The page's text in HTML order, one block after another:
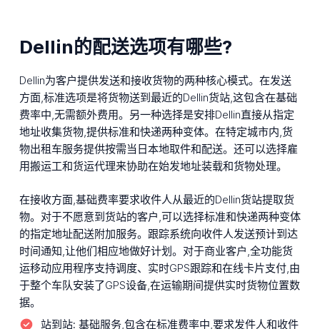
Dellin的配送选项有哪些?
Dellin为客户提供发送和接收货物的两种核心模式。在发送
方面,标准选项是将货物送到最近的Dellin货站,这包含在基础
费率中,无需额外费用。另一种选择是安排Dellin直接从指定
地址收集货物,提供标准和快递两种变体。在特定城市内,货
物出租车服务提供按需当日本地取件和配送。还可以选择雇
用搬运工和货运代理来协助在始发地址装载和货物处理。
在接收方面,基础费率要求收件人从最近的Dellin货站提取货
物。对于不愿意到货站的客户,可以选择标准和快递两种变体
的指定地址配送附加服务。跟踪系统向收件人发送预计到达
时间通知,让他们相应地做好计划。对于商业客户,全功能货
运移动应用程序支持调度、实时GPS跟踪和在线卡片支付,由
于整个车队安装了GPS设备,在运输期间提供实时货物位置数
据。
站到站: 基础服务,包含在标准费率中,要求发件人和收件